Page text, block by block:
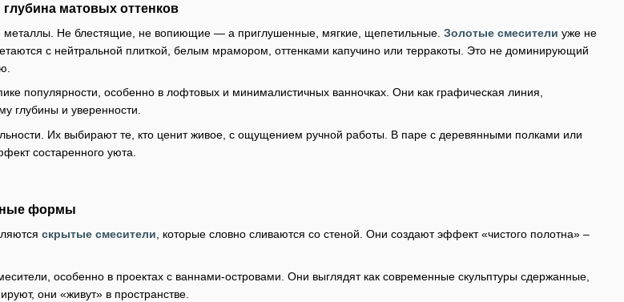
матовых оттенков
металлы. Не блестящие, не вопиющие — а приглушенные, мягкие, щепетильные. Золотые смесители уже не
с нейтральной плиткой, белым мрамором, оттенками капучино или терракоты. Это не доминирующий
популярности, особенно в лофтовых и минималистичных ванночках. Они как графическая линия,
глубины и уверенности.
Их выбирают те, кто ценит живое, с ощущением ручной работы. В паре с деревянными полками или
состаренного уюта.
формы
скрытые смесители, которые словно сливаются со стеной. Они создают эффект «чистого полотна» –
особенно в проектах с ваннами-островами. Они выглядят как современные скульптуры сдержанные,
они «живут» в пространстве.